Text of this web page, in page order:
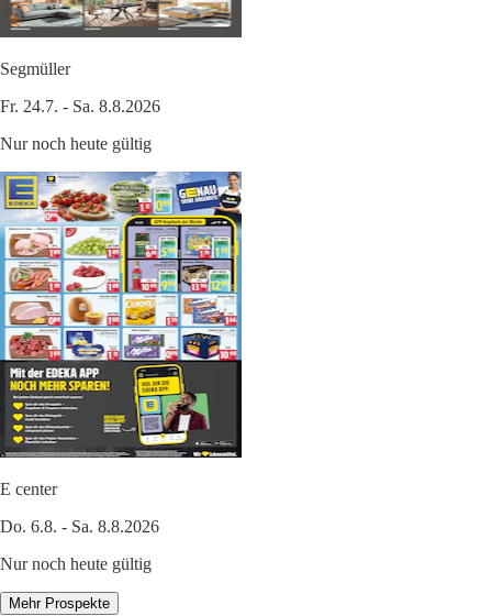
Segmüller
Fr. 24.7. - Sa. 8.8.2026
Nur noch heute gültig
E center
Do. 6.8. - Sa. 8.8.2026
Nur noch heute gültig
Mehr Prospekte